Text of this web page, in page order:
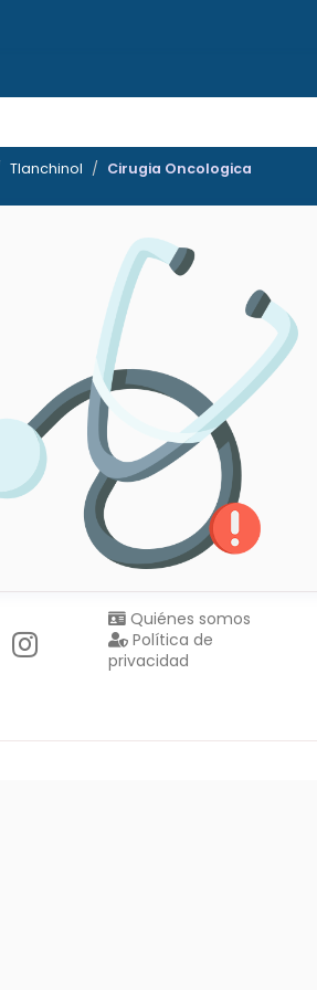
Tlanchinol Cirugia Oncologica
Quiénes somos
Política de
privacidad